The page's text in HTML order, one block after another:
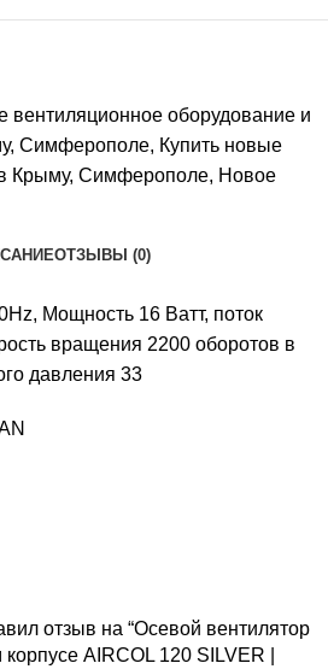
вентиляционное оборудование и
Симферополе, Купить новые
Крыму, Симферополе, Новое
ОТЗЫВЫ (0)
Мощность 16 Ватт, поток
вращения 2200 оборотов в
давления 33
отзыв на “Осевой вентилятор
AIRCOL 120 SILVER |